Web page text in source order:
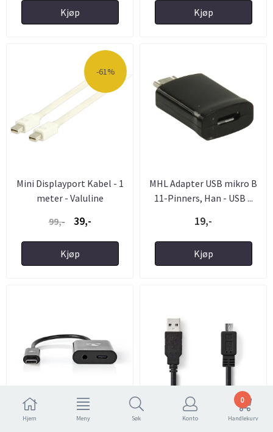
Hjem Meny Søk Konto
0
Handlekurv
Kjøp Kjøp
-61%
Mini Displayport Kabel - 1
meter - Valuline
99,-
39,-
Kjøp
MHL Adapter USB mikro B
11-Pinners, Han - USB ...
19,-
Kjøp
USB-C-Adapter- USB-C